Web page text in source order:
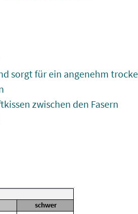
sorgt für ein angenehm
zwischen den Fasern